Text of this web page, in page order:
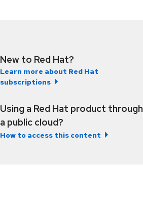
New to Red Hat?
Learn more about Red Hat
subscriptions
Using a Red Hat product through
a public cloud?
How to access this content